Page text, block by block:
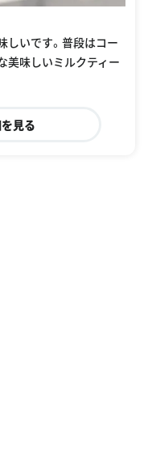
しいです。普段はコー
美味しいミルクティー
見る